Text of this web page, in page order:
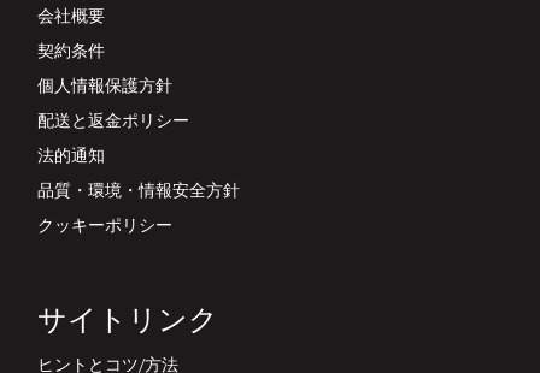
会社概要
契約条件
個人情報保護方針
配送と返金ポリシー
法的通知
品質・環境・情報安全方針
クッキーポリシー
サイトリンク
ヒントとコツ/方法